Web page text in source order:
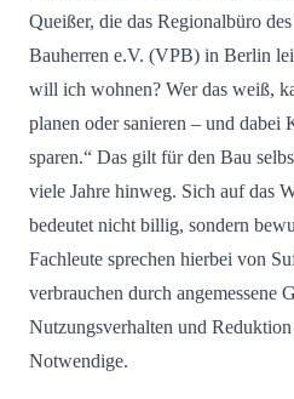
Queißer, die das Regionalbüro
Bauherren e.V. (VPB) in Berlin
will ich wohnen? Wer das weiß,
planen oder sanieren – und dabei
sparen.“ Das gilt für den Bau
viele Jahre hinweg. Sich auf das
bedeutet nicht billig, sondern
Fachleute sprechen hierbei von
verbrauchen durch angemessene
Nutzungsverhalten und
Notwendige.